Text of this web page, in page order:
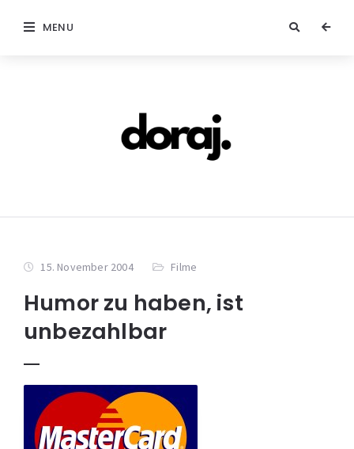
MENU
15. November 2004 Filme
Humor zu haben, ist
unbezahlbar